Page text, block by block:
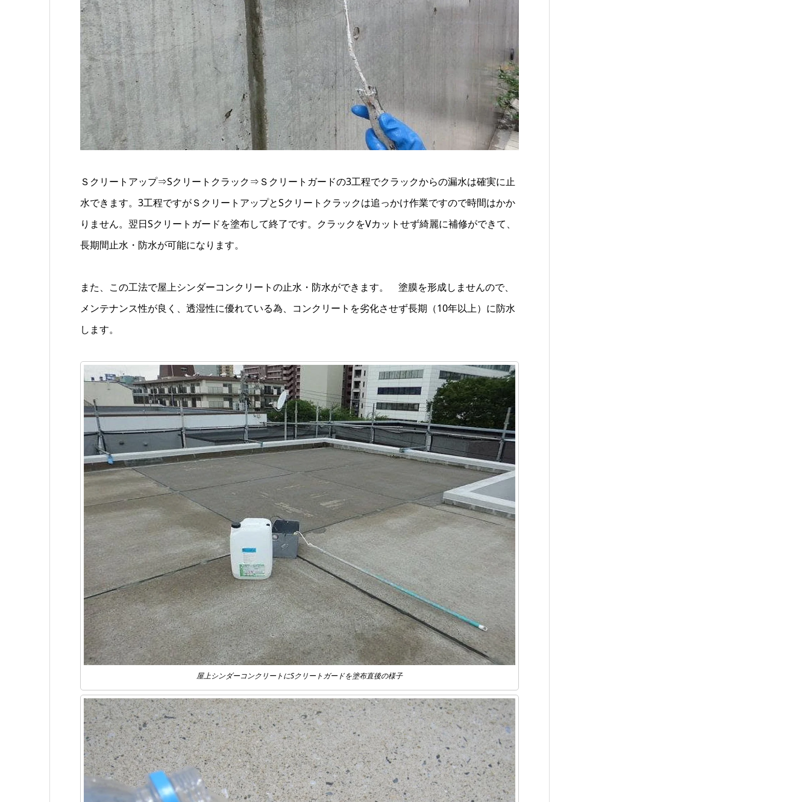
Ｓクリートアップ⇒Sクリートクラック⇒Ｓクリートガードの3工程でクラックからの漏水は確実に止
水できます。3工程ですがＳクリートアップとSクリートクラックは追っかけ作業ですので時間はかか
りません。翌日Sクリートガードを塗布して終了です。 クラックをVカットせず綺麗に補修ができて、
長期間止水・防水が可能になります。
また、この工法で屋上シンダーコンクリートの止水・防水ができます。 塗膜を形成しませんので、
メンテナンス性が良く、透湿性に優れている為、コンクリートを劣化させず長期（10年以上）に防水
します。
屋上シンダーコンクリートにSクリートガードを塗布直後の様子